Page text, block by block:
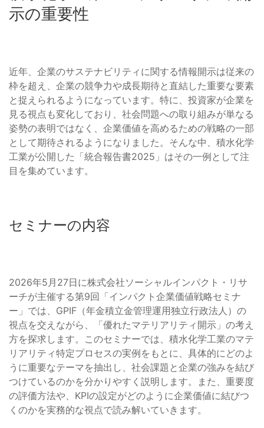
示の重要性
近年、企業のサステナビリティに関する情報開示は従来の
枠を超え、企業の競争力や成長期待と直結した重要な要素
と捉えられるようになっています。特に、投資家が企業を
見る視点も変化しており、社会問題への取り組みが単なる
姿勢の表明ではなく、企業価値を高めるための戦略の一部
として期待されるようになりました。そんな中、積水化学
工業が公開した「統合報告書2025」はその一例として注
目を集めています。
セミナーの内容
2026年5月27日に株式会社ソーシャルインパクト・リサ
ーチが主催する第9回「インパクト企業価値戦略セミナ
ー」では、GPIF（年金積立金管理運用独立行政法人）の
視点を交えながら、「優れたマテリアリティ開示」の考え
方を探求します。このセミナーでは、積水化学工業のマテ
リアリティ特定プロセスの実例をもとに、具体的にどのよ
うに重要なテーマを抽出し、社会課題と企業の強みを結び
つけているのかを分かりやすく説明します。また、重要度
の評価方法や、KPIの設定がどのように企業価値に結びつ
くのかを実務的な視点で読み解いていきます。